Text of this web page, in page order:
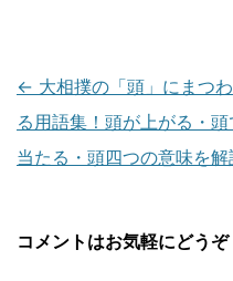
投
稿
ナ
← 大相撲の「頭」にまつわ
る用語集！頭が上がる・頭
当たる・頭四つの意味を解
コメントはお気軽にどうぞ